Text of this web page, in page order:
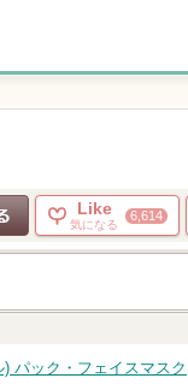
る
Like
気になる
6,614
パック・フェイスマスク